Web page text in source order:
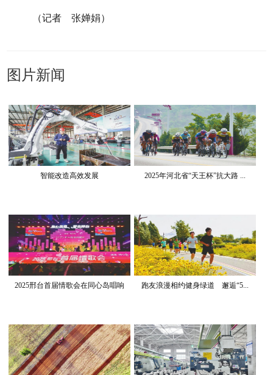
（记者 张婵娟）
图片新闻
智能改造高效发展 2025年河北省“天王杯”抗大路 ...
2025邢台首届情歌会在同心岛唱响 跑友浪漫相约健身绿道 邂逅“5...